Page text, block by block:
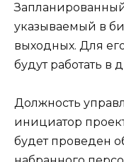
указываемый в
выходных. Для
будут работать в
Должность
инициатор
будет проведен